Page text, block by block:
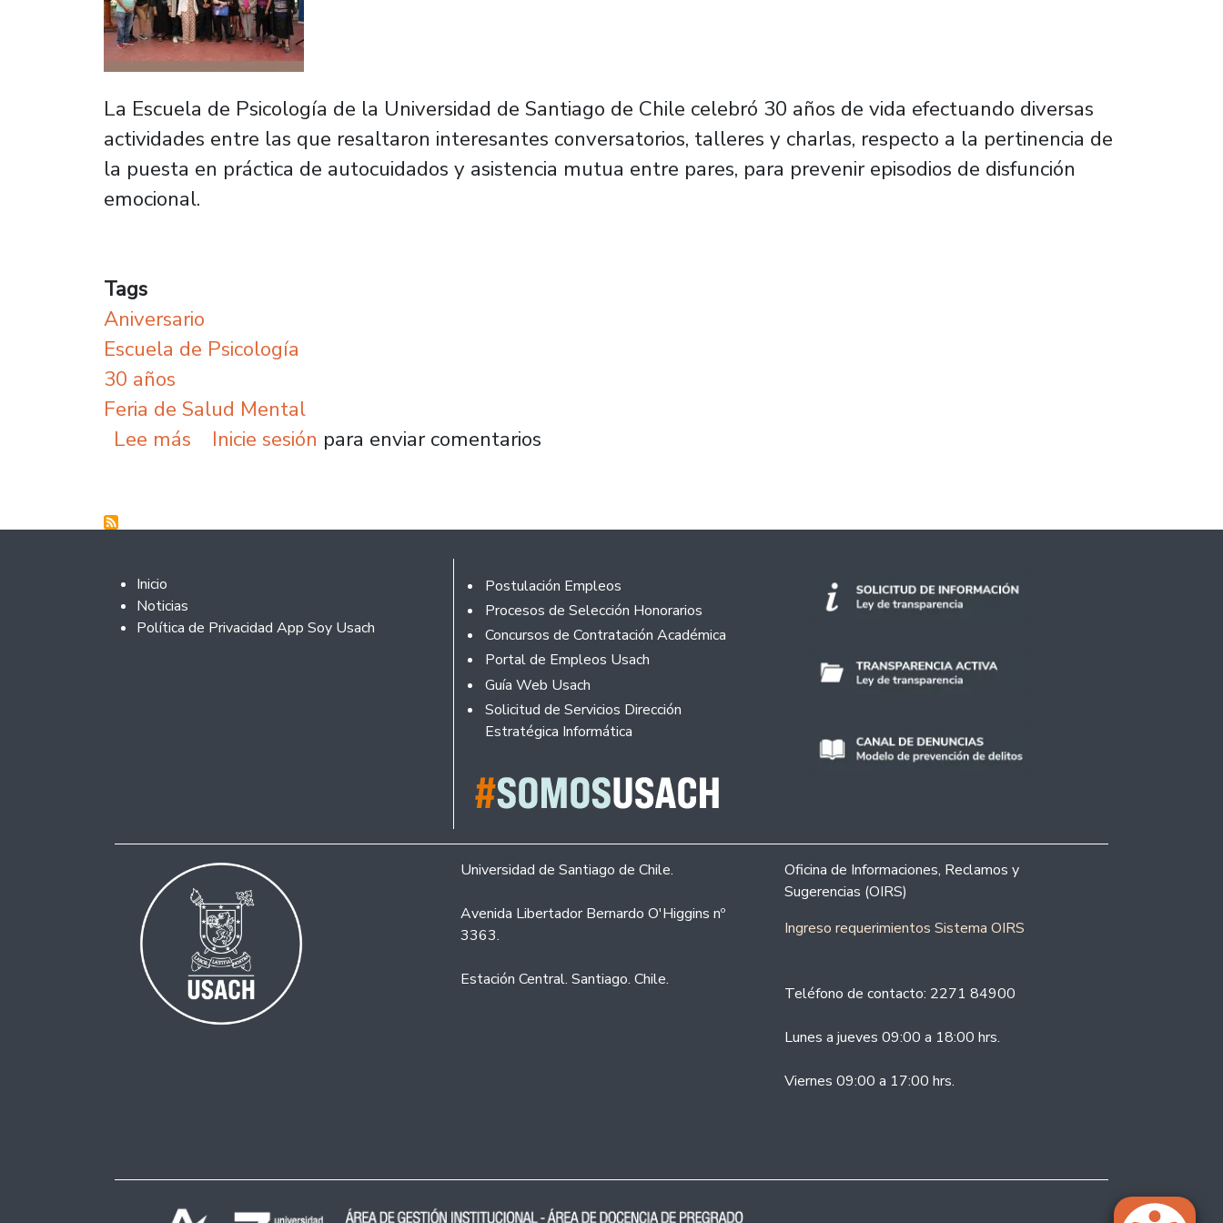
La Escuela de Psicología de la Universidad de Santiago de Chile celebró 30 años de vida efectuando diversas
actividades entre las que resaltaron interesantes conversatorios, talleres y charlas, respecto a la pertinencia de
la puesta en práctica de autocuidados y asistencia mutua entre pares, para prevenir episodios de disfunción
emocional.
Tags
Aniversario
Escuela de Psicología
30 años
Feria de Salud Mental
Lee más sobre Escuela de Psicología culmina su semana de aniversario con Feria de Salud Mental enfocada a la
Inicie sesión para enviar comentarios
Footer 2
Inicio
Noticias
Política de Privacidad App Soy Usach
Footer
Postulación Empleos
Procesos de Selección Honorarios
Concursos de Contratación Académica
Portal de Empleos Usach
Guía Web Usach
Solicitud de Servicios Dirección
Estratégica Informática
Universidad de Santiago de Chile.
Avenida Libertador Bernardo O'Higgins nº
3363.
Estación Central. Santiago. Chile.
Oficina de Informaciones, Reclamos y
Sugerencias (OIRS)
Ingreso requerimientos Sistema OIRS
Teléfono de contacto: 2271 84900
Lunes a jueves 09:00 a 18:00 hrs.
Viernes 09:00 a 17:00 hrs.